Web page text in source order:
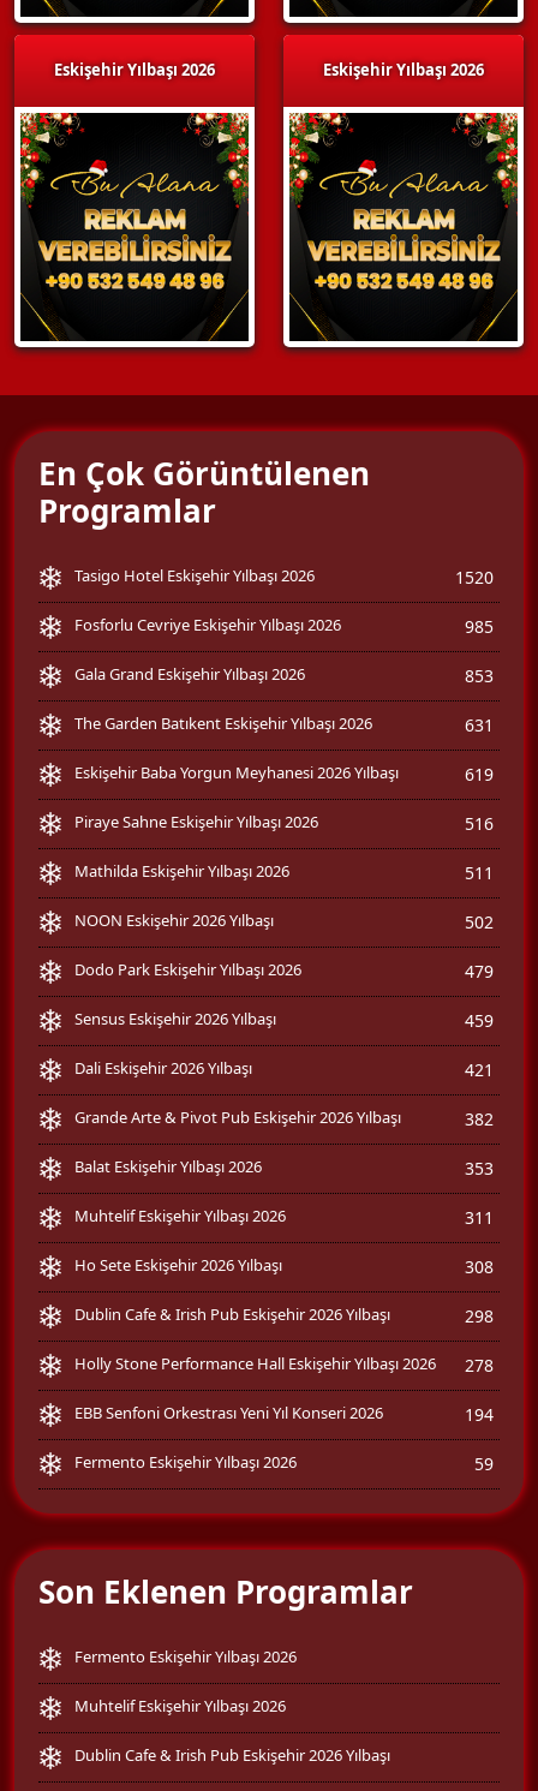
Eskişehir Yılbaşı 2026 Eskişehir Yılbaşı 2026
En Çok Görüntülenen
Programlar
Tasigo Hotel Eskişehir Yılbaşı 2026 1520
Fosforlu Cevriye Eskişehir Yılbaşı 2026 985
Gala Grand Eskişehir Yılbaşı 2026 853
The Garden Batıkent Eskişehir Yılbaşı 2026 631
Eskişehir Baba Yorgun Meyhanesi 2026 Yılbaşı 619
Piraye Sahne Eskişehir Yılbaşı 2026 516
Mathilda Eskişehir Yılbaşı 2026 511
NOON Eskişehir 2026 Yılbaşı 502
Dodo Park Eskişehir Yılbaşı 2026 479
Sensus Eskişehir 2026 Yılbaşı 459
Dali Eskişehir 2026 Yılbaşı 421
Grande Arte & Pivot Pub Eskişehir 2026 Yılbaşı 382
Balat Eskişehir Yılbaşı 2026 353
Muhtelif Eskişehir Yılbaşı 2026 311
Ho Sete Eskişehir 2026 Yılbaşı 308
Dublin Cafe & Irish Pub Eskişehir 2026 Yılbaşı 298
Holly Stone Performance Hall Eskişehir Yılbaşı 2026 278
EBB Senfoni Orkestrası Yeni Yıl Konseri 2026 194
Fermento Eskişehir Yılbaşı 2026 59
Son Eklenen Programlar
Fermento Eskişehir Yılbaşı 2026
Muhtelif Eskişehir Yılbaşı 2026
Dublin Cafe & Irish Pub Eskişehir 2026 Yılbaşı